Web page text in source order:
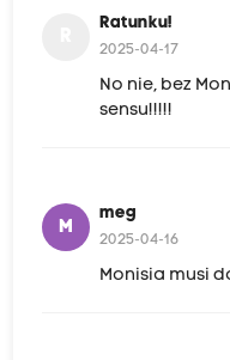
Ratunku!
2025-04-17
No nie, bez
sensu!!!!!
M
meg
2025-04-16
Monisia musi